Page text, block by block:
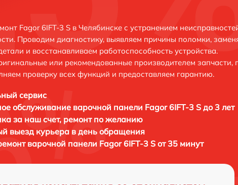
Fagor 6IFT-3 S в Челябинске с устранением
Проводим диагностику, выявляем причины поломки,
и восстанавливаем работоспособность устройства.
или рекомендованные производителем запчасти,
проверку всех функций и предоставляем гарантию.
сервис
обслуживание варочной панели Fagor 6IFT-3 S до 3 лет
за наш счет, ремонт по желанию
выезд курьера в день обращения
варочной панели Fagor 6IFT-3 S от 35 минут